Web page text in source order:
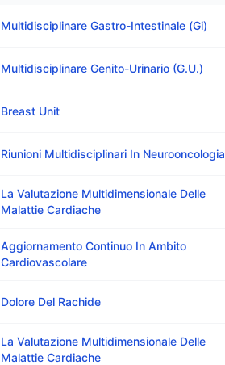
Multidisciplinare Gastro-Intestinale (Gi)
Multidisciplinare Genito-Urinario (G.U.)
Breast Unit
Riunioni Multidisciplinari In Neurooncologia
La Valutazione Multidimensionale Delle
Malattie Cardiache
Aggiornamento Continuo In Ambito
Cardiovascolare
Dolore Del Rachide
La Valutazione Multidimensionale Delle
Malattie Cardiache